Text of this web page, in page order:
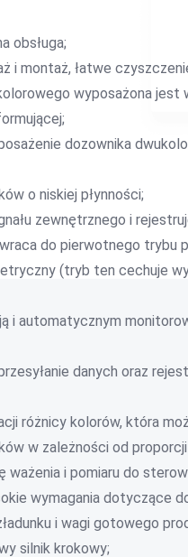
obsługa;
i montaż, łatwe
wyposażona jest
dozownika
o niskiej płynności;
zewnętrznego i
do pierwotnego trybu
(tryb ten cechuje
i automatycznym
danych oraz
różnicy kolorów, która
w zależności od
i pomiaru do
wymagania dotyczące
i wagi gotowego
silnik krokowy;